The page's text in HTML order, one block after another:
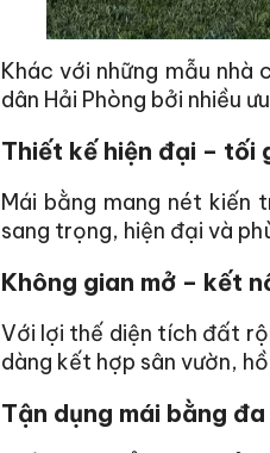
Khác với những mẫu
dân Hải Phòng bởi nhiều
Thiết kế hiện đại – tối
Mái bằng mang nét kiến
sang trọng, hiện đại và
Không gian mở – kết
Với lợi thế diện tích đất
dàng kết hợp sân vườn,
Tận dụng mái bằng